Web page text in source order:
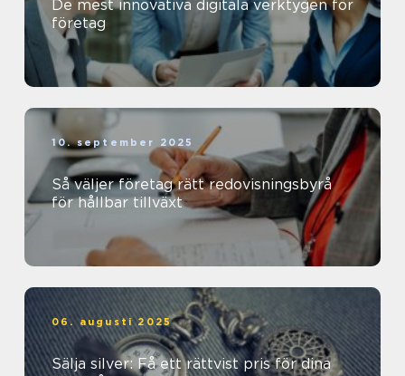
De mest innovativa digitala verktygen för
företag
10. september 2025
Så väljer företag rätt redovisningsbyrå
för hållbar tillväxt
06. augusti 2025
Sälja silver: Få ett rättvist pris för dina